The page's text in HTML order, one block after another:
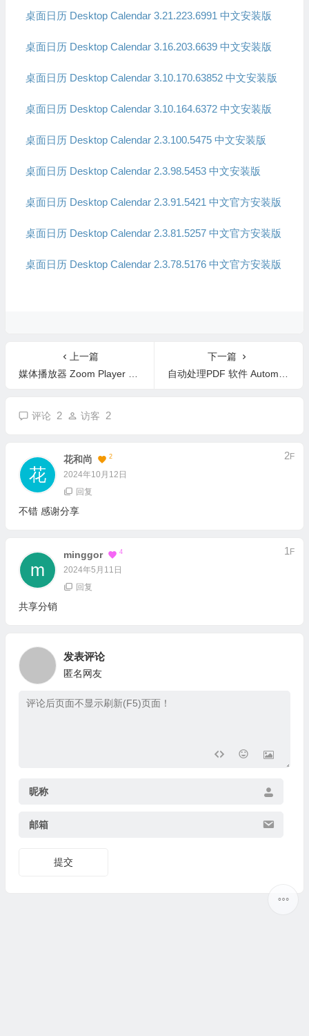
桌面日历 Desktop Calendar 3.21.223.6991 中文安装版
桌面日历 Desktop Calendar 3.16.203.6639 中文安装版
桌面日历 Desktop Calendar 3.10.170.63852 中文安装版
桌面日历 Desktop Calendar 3.10.164.6372 中文安装版
桌面日历 Desktop Calendar 2.3.100.5475 中文安装版
桌面日历 Desktop Calendar 2.3.98.5453 中文安装版
桌面日历 Desktop Calendar 2.3.91.5421 中文官方安装版
桌面日历 Desktop Calendar 2.3.81.5257 中文官方安装版
桌面日历 Desktop Calendar 2.3.78.5176 中文官方安装版
上一篇
媒体播放器 Zoom Player MAX 22.0.1.2201 中文版
下一篇
自动处理PDF 软件 Automatic PDF Processor 2.0 英文版
评论 2 访客 2
花和尚 2
2024年10月12日
2F
回复
不错 感谢分享
Minggor 4
2024年5月11日
1 F
回复
共享分销
发表评论
匿名网友
昵称
邮箱
提交